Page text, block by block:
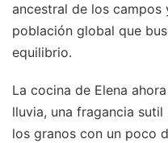
ancestral de los campos
población global que
equilibrio.
La cocina de Elena
lluvia, una fragancia
los granos con un poco